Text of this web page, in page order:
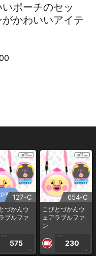
ポーチのセッ
かわいいアイテ
専用127-C
づかんウ
ブルファ
1PLAY
575
CP
654-C
こびとづかんウ
ェアラブルファ
ン
1PLAY
230
CP